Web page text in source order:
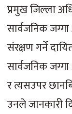
प्रमुख जिल्ला
सार्वजनिक
संरक्षण गर्ने
सार्वजनिक
र त्यसउपर
उनले जानकारी